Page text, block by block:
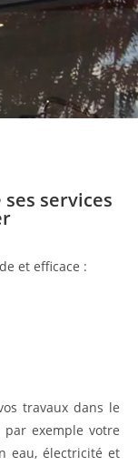
ses services
et efficace :
travaux dans le
exemple votre
eau, électricité et